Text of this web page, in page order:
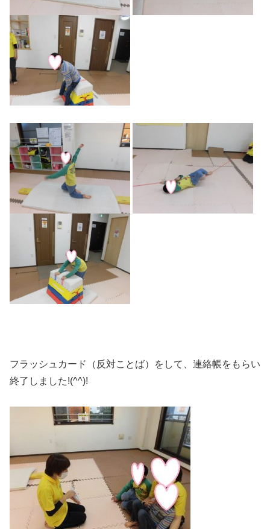
フラッシュカード（反対ことば）をして、連絡帳をもらい
終了しました!(^^)!